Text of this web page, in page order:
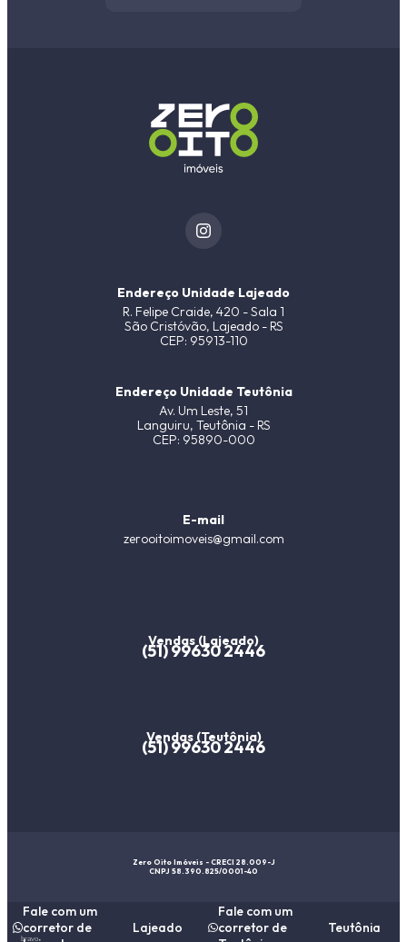
Fale com um
corretor de
Lajeado
Fale com um
corretor de
Teutônia
Endereço Unidade Lajeado
R. Felipe Craide, 420 - Sala 1
São Cristóvão, Lajeado - RS
CEP: 95913-110
Endereço Unidade Teutônia
Av. Um Leste, 51
Languiru, Teutônia - RS
CEP: 95890-000
E-mail
zerooitoimoveis@gmail.com
Vendas (Lajeado)
(51) 99630 2446
Vendas (Teutônia)
(51) 99630 2446
Zero Oito Imóveis - CRECI 28.009-J
CNPJ 58.390.825/0001-40
bravo